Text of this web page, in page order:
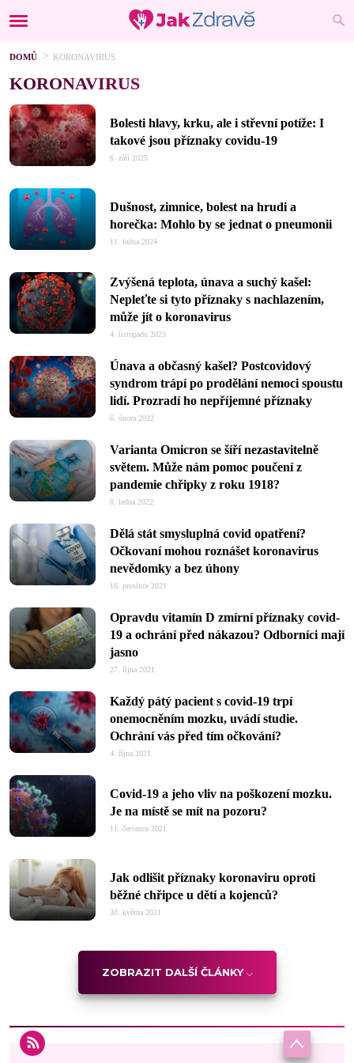
DOMŮ KORONAVIRUS
KORONAVIRUS
Bolesti hlavy, krku, ale i střevní potíže: I
takové jsou příznaky covidu-19
6. září 2025
Dušnost, zimnice, bolest na hrudi a
horečka: Mohlo by se jednat o pneumonii
11. ledna 2024
Zvýšená teplota, únava a suchý kašel:
Nepleťte si tyto příznaky s nachlazením,
může jít o koronavirus
4. listopadu 2023
Únava a občasný kašel? Postcovidový
syndrom trápí po prodělání nemoci spoustu
lidí. Prozradí ho nepříjemné příznaky
6. února 2022
Varianta Omicron se šíří nezastavitelně
světem. Může nám pomoc poučení z
pandemie chřipky z roku 1918?
8. ledna 2022
Dělá stát smysluplná covid opatření?
Očkovaní mohou roznášet koronavirus
nevědomky a bez úhony
16. prosince 2021
Opravdu vitamín D zmírní příznaky covid-
19 a ochrání před nákazou? Odborníci mají
jasno
27. října 2021
Každý pátý pacient s covid-19 trpí
onemocněním mozku, uvádí studie.
Ochrání vás před tím očkování?
4. října 2021
Covid-19 a jeho vliv na poškození mozku.
Je na místě se mít na pozoru?
11. července 2021
Jak odlišit příznaky koronaviru oproti
běžné chřipce u dětí a kojenců?
30. května 2021
ZOBRAZIT DALŠÍ ČLÁNKY